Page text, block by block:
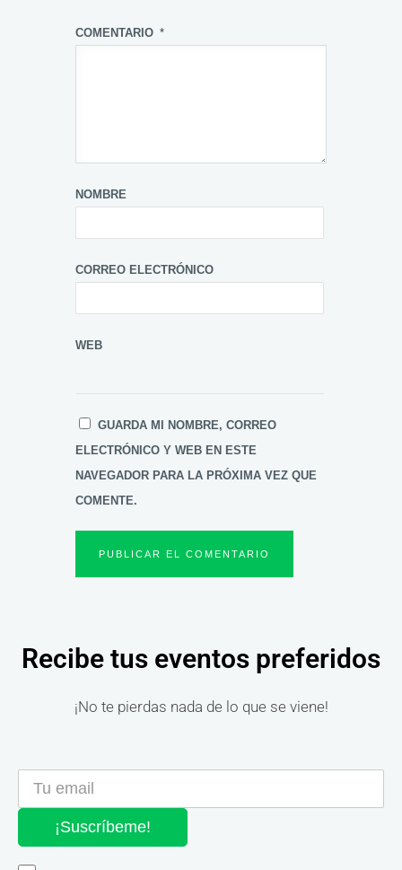
COMENTARIO *
NOMBRE
CORREO ELECTRÓNICO
WEB
GUARDA MI NOMBRE, CORREO
ELECTRÓNICO Y WEB EN ESTE
NAVEGADOR PARA LA PRÓXIMA VEZ QUE
COMENTE.
Recibe tus eventos preferidos
¡No te pierdas nada de lo que se viene!
¡Suscríbeme!